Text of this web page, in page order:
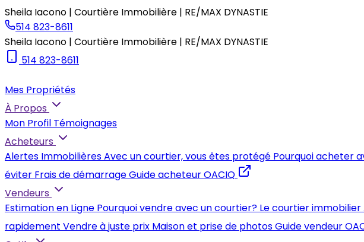
Sheila Iacono | Courtière Immobilière | RE/MAX DYNASTIE
514 823-8611
Sheila Iacono | Courtière Immobilière | RE/MAX DYNASTIE
514 823-8611
Mes Propriétés
À Propos
Mon Profil Témoignages
Acheteurs
Alertes ImmobilièresAvec un courtier, vous êtes protégé Pourquoi acheter
éviter Frais de démarrageGuide acheteur OACIQ
Vendeurs
Estimation en Ligne Pourquoi vendre avec un courtier? Le courtier immobilier
rapidement Vendre à juste prix Maison et prise de photosGuide vendeur